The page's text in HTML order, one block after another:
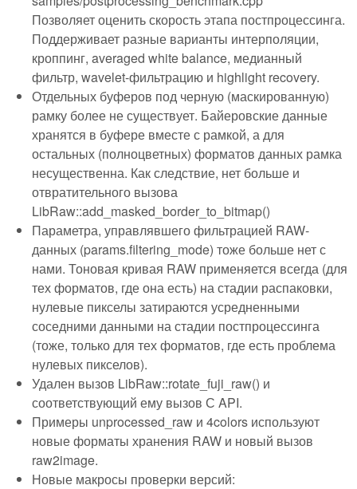
Позволяет оценить скорость этапа постпроцессинга.
Поддерживает разные варианты интерполяции,
кроппинг, averaged white balance, медианный
фильтр, wavelet-фильтрацию и highlight recovery.
Отдельных буферов под черную (маскированную)
рамку более не существует. Байеровские данные
хранятся в буфере вместе с рамкой, а для
остальных (полноцветных) форматов данных рамка
несущественна. Как следствие, нет больше и
отвратительного вызова
LibRaw::add_masked_border_to_bitmap()
Параметра, управлявшего фильтрацией RAW-
данных (params.filtering_mode) тоже больше нет с
нами. Тоновая кривая RAW применяется всегда (для
тех форматов, где она есть) на стадии распаковки,
нулевые пикселы затираются усредненными
соседними данными на стадии постпроцессинга
(тоже, только для тех форматов, где есть проблема
нулевых пикселов).
Удален вызов LibRaw::rotate_fuji_raw() и
соответствующий ему вызов С API.
Примеры unprocessed_raw и 4colors используют
новые форматы хранения RAW и новый вызов
raw2image.
Новые макросы проверки версий: